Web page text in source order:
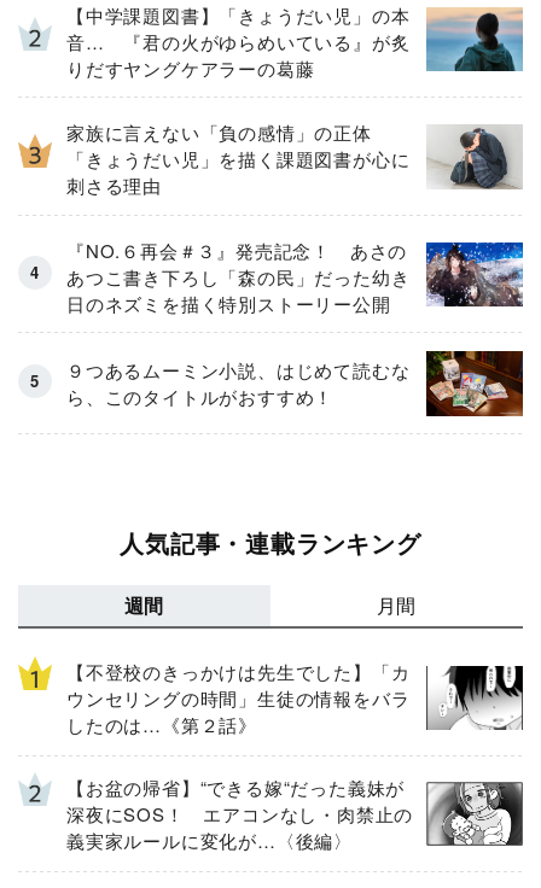
【中学課題図書】「きょうだい児」の本
音… 『君の火がゆらめいている』が炙
りだすヤングケアラーの葛藤
家族に言えない「負の感情」の正体
「きょうだい児」を描く課題図書が心に
刺さる理由
『NO.６再会＃３』発売記念！ あさの
あつこ書き下ろし「森の民」だった幼き
日のネズミを描く特別ストーリー公開
９つあるムーミン小説、はじめて読むな
ら、このタイトルがおすすめ！
人気記事・連載ランキング
週間 月間
【不登校のきっかけは先生でした】「カ
ウンセリングの時間」生徒の情報をバラ
したのは…《第２話》
【お盆の帰省】“できる嫁“だった義妹が
深夜にSOS！ エアコンなし・肉禁止の
義実家ルールに変化が…〈後編〉